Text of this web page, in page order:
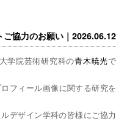
ご協力のお願い｜2026.06.12
学院芸術研究科の青木暁光で
フィール画像に関する研究を
デザイン学科の皆様にご協力